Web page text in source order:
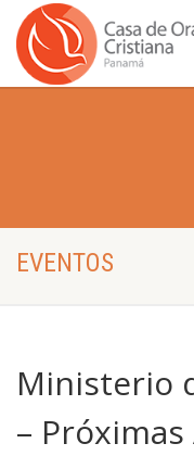
EVENTOS
Ministerio
–